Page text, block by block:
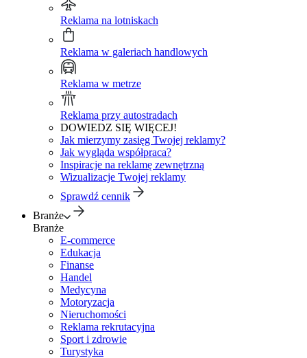
Reklama na lotniskach
Reklama w galeriach handlowych
Reklama w metrze
Reklama przy autostradach
DOWIEDZ SIĘ WIĘCEJ!
Jak mierzymy zasięg Twojej reklamy?
Jak wygląda współpraca?
Inspiracje na reklamę zewnętrzną
Wizualizacje Twojej reklamy
Sprawdź cennik
Branże
Branże
E-commerce
Edukacja
Finanse
Handel
Medycyna
Motoryzacja
Nieruchomości
Reklama rekrutacyjna
Sport i zdrowie
Turystyka